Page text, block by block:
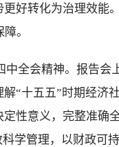
好转化为治理效能
。
全会精神。报告会
“十五五”时期经济
性意义，完整准确
学管理，以财政可